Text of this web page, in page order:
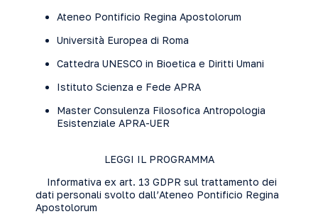
Ateneo Pontificio Regina Apostolorum
Università Europea di Roma
Cattedra UNESCO in Bioetica e Diritti Umani
Istituto Scienza e Fede APRA
Master Consulenza Filosofica Antropologia
Esistenziale APRA-UER
LEGGI IL PROGRAMMA
Informativa ex art. 13 GDPR sul trattamento dei
dati personali svolto dall’Ateneo Pontificio Regina
Apostolorum